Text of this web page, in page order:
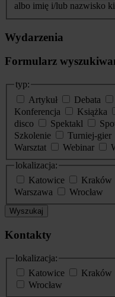
albo imię i/lub nazwisko
Wydarzenia
Formularz
typ:
Artykuł
Debata
Konferencja
Książka
disco
Spektakl
Szkolenie
Turniej-gier
Warsztat
Webinar
lokalizacja:
Katowice
Kraków
Warszawa
Wrocław
Wyszukaj
Kontakty
lokalizacja:
Katowice
Kraków
Wrocław